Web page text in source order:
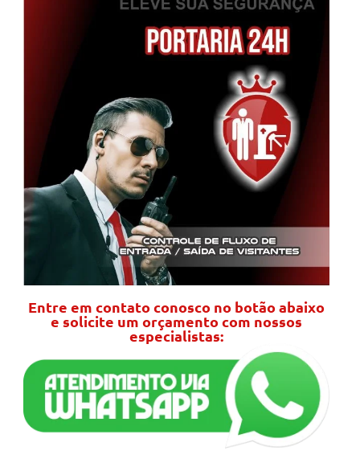
Entre em contato conosco no botão abaixo
e solicite um orçamento com nossos
especialistas: